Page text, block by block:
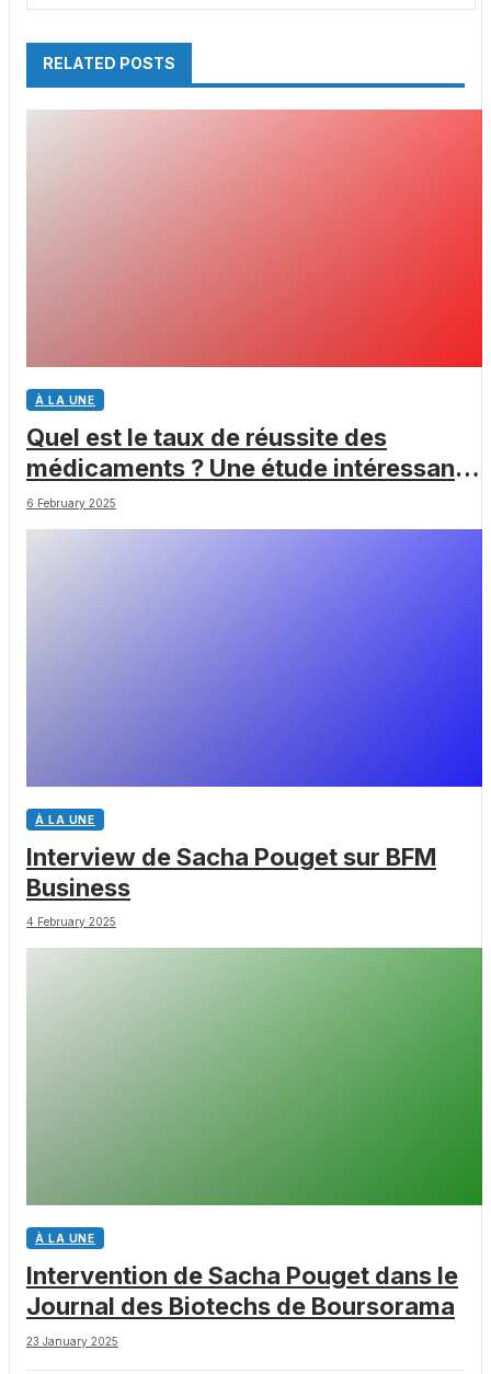
RELATED POSTS
À LA UNE
Quel est le taux de réussite des
médicaments ? Une étude intéressante
chez les Big Pharmas
6 February 2025
À LA UNE
Interview de Sacha Pouget sur BFM
Business
4 February 2025
À LA UNE
Intervention de Sacha Pouget dans le
Journal des Biotechs de Boursorama
23 January 2025